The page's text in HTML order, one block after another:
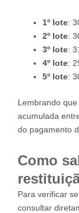
1º lote:
2º lote:
3º lote:
4º lote:
5º lote:
Lembrando
acumulada
do pagamento
Como
Para verificar
consultar